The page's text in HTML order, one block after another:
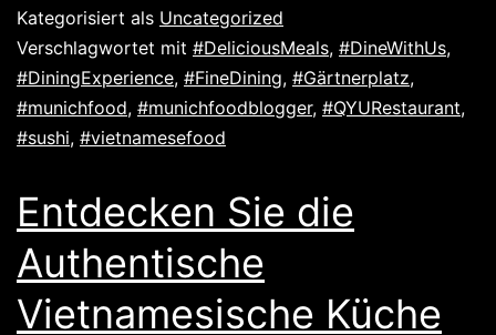
Kategorisiert als Uncategorized
Verschlagwortet mit #DeliciousMeals, #DineWithUs,
#DiningExperience, #FineDining, #Gärtnerplatz,
#munichfood, #munichfoodblogger, #QYURestaurant,
#sushi, #vietnamesefood
Entdecken Sie die
Authentische
Vietnamesische Küche